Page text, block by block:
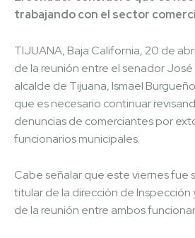
trabajando con el sector
TIJUANA, Baja California, 20 de
de la reunión entre el senador José
alcalde de Tijuana, Ismael
que es necesario continuar
denuncias de comerciantes por
funcionarios municipales.
Cabe señalar que este viernes fue
titular de la dirección de Inspección
de la reunión entre ambos